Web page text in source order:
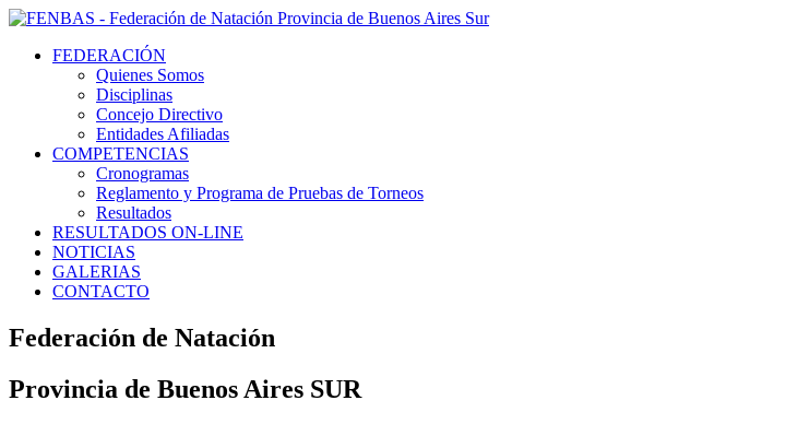
FEDERACIÓN
Quienes Somos
Disciplinas
Concejo Directivo
Entidades Afiliadas
COMPETENCIAS
Cronogramas
Reglamento y Programa de Pruebas de Torneos
Resultados
RESULTADOS ON-LINE
NOTICIAS
GALERIAS
CONTACTO
Federación de Natación
Provincia de Buenos Aires SUR